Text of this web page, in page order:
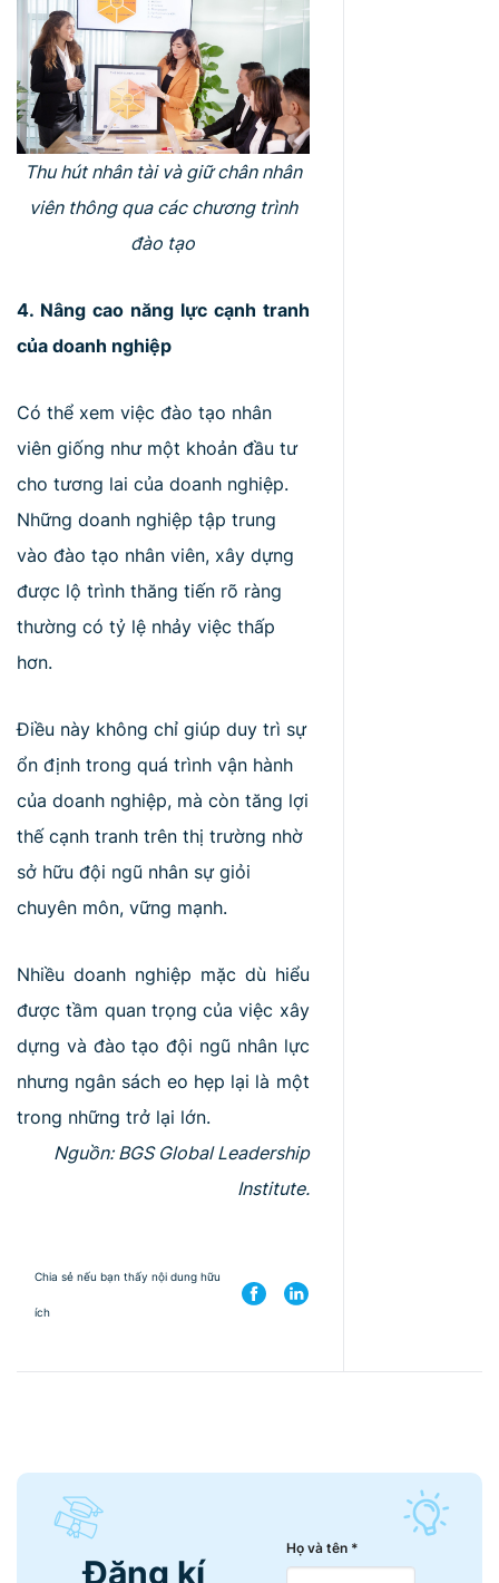
Thu hút nhân tài và giữ chân nhân
viên thông qua các chương trình
đào tạo
4. Nâng cao năng lực cạnh tranh
của doanh nghiệp
Có thể xem việc đào tạo nhân
viên giống như một khoản đầu tư
cho tương lai của doanh nghiệp.
Những doanh nghiệp tập trung
vào đào tạo nhân viên, xây dựng
được lộ trình thăng tiến rõ ràng
thường có tỷ lệ nhảy việc thấp
hơn.
Điều này không chỉ giúp duy trì sự
ổn định trong quá trình vận hành
của doanh nghiệp, mà còn tăng lợi
thế cạnh tranh trên thị trường nhờ
sở hữu đội ngũ nhân sự giỏi
chuyên môn, vững mạnh.
Nhiều doanh nghiệp mặc dù hiểu
được tầm quan trọng của việc xây
dựng và đào tạo đội ngũ nhân lực
nhưng ngân sách eo hẹp lại là một
trong những trở lại lớn.
Nguồn: BGS Global Leadership
Institute.
Chia sẻ nếu bạn thấy nội dung hữu
ích
Đăng kí
Họ và tên *